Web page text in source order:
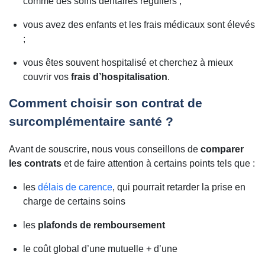
vous avez des enfants et les frais médicaux sont élevés
;
vous êtes souvent hospitalisé et cherchez à mieux
couvrir vos frais d’hospitalisation.
Comment choisir son contrat de
surcomplémentaire santé ?
Avant de souscrire, nous vous conseillons de comparer
les contrats et de faire attention à certains points tels que :
les délais de carence, qui pourrait retarder la prise en
charge de certains soins
les plafonds de remboursement
le coût global d’une mutuelle + d’une